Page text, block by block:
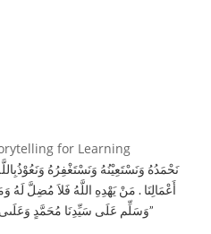
for Learning
أَعْمَالِنَا . مَنْ يَهْدِهِ اللَّهُ فَلاَ مُضِلَّ لَهُ
وَسَلِّم عَلَى سَيِّدِنَا مُحَمَّدٍ وَعَلَىى اَلِهِ وَصَحْبِهِ أجْمَعِيْنَ أَمَّابَعْدُ”